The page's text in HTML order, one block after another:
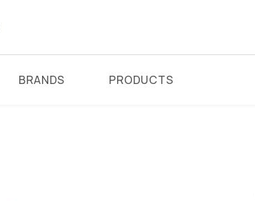
BRANDS PRODUCTS